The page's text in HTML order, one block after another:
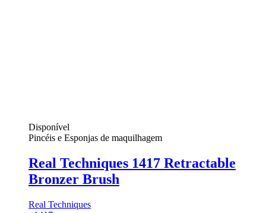
Disponível
Pincéis e Esponjas de maquilhagem
Real Techniques 1417 Retractable
Bronzer Brush
Real Techniques